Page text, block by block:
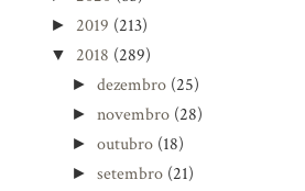
► 2019 (213)
▼ 2018 (289)
►dezembro (25)
►novembro (28)
►outubro (18)
►setembro (21)